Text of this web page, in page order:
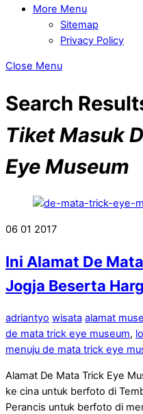
More Menu
Sitemap
Privacy Policy
Close Menu
Search
Tiket Masuk
Eye Museum
06 01 2017
Ini Alamat De
Jogja Beserta
adriantyo wisata alamat
de mata trick eye museum,
menuju de mata trick eye
Alamat De Mata Trick Eye
ke cina untuk berfoto di
Perancis untuk berfoto di